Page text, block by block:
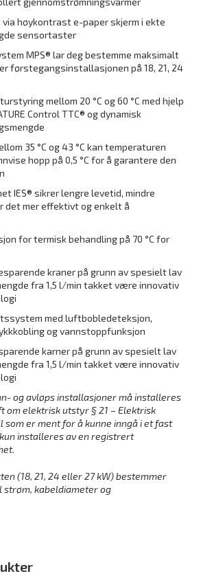
høykontrast e-paper skjerm i ekte
sensortaster
MPS® lar deg bestemme maksimalt
førstegangsinstallasjonen på 18, 21, 24
mellom 20 °C og 60 °C med hjelp
Control TTC® og dynamisk
35 °C og 43 °C kan temperaturen
hopp på 0,5 °C for å garantere den
IES® sikrer lengre levetid, mindre
det mer effektivt og enkelt å
for termisk behandling på 70 °C for
kraner på grunn av spesielt lav
fra 1,5 l/min takket være innovativ
med luftbobledeteksjon,
og vannstoppfunksjon
karner på grunn av spesielt lav
fra 1,5 l/min takket være innovativ
og avløps installasjoner må installeres
om elektrisk utstyr § 21 – Elektrisk
er ment for å kunne inngå i et fast
installeres av en registrert
(18, 21, 24 eller 27 kW) bestemmer
strøm, kabeldiameter og